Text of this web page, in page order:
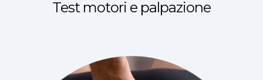
Test motori e palpazione